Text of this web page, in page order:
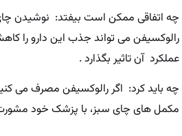
چه اتفاقی ممکن است بیفتد: نوشیدن
رالوکسیفن می تواند جذب این دارو را
عملکرد آن تاثیر بگذارد .
چه باید کرد: اگر رالوکسیفن مصرف می
مکمل های چای سبز، با پزشک خود